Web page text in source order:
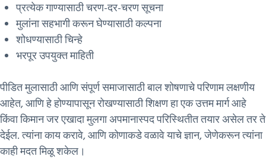
प्रत्येक गाण्यासाठी चरण-दर-चरण सूचना
मुलांना सहभागी करून घेण्यासाठी कल्पना
शोधण्यासाठी चिन्हे
भरपूर उपयुक्त माहिती
पीडित मुलासाठी आणि संपूर्ण समाजासाठी बाल शोषणाचे परिणाम लक्षणीय
आहेत, आणि हे होण्यापासून रोखण्यासाठी शिक्षण हा एक उत्तम मार्ग आहे
किंवा किमान जर एखादा मुलगा अपमानास्पद परिस्थितीत तयार असेल तर ते
देईल. त्यांना काय करावे, आणि कोणाकडे वळावे याचे ज्ञान, जेणेकरून त्यांना
काही मदत मिळू शकेल।